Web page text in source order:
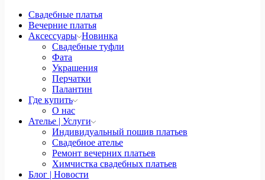
Свадебные платья
Вечерние платья
Аксессуары Новинка
Свадебные туфли
Фата
Украшения
Перчатки
Палантин
Где купить
О нас
Ателье | Услуги
Индивидуальный пошив платьев
Свадебное ателье
Ремонт вечерних платьев
Химчистка свадебных платьев
Блог | Новости